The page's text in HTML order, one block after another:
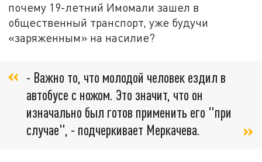
почему 19-летний Имомали зашел в
общественный транспорт, уже будучи
«заряженным» на насилие?
- Важно то, что молодой человек ездил в
автобусе с ножом. Это значит, что он
изначально был готов применить его "при
случае", - подчеркивает Меркачева.